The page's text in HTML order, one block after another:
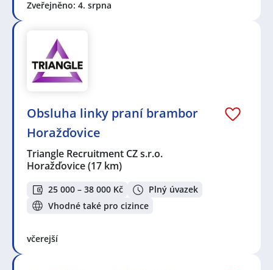
Zveřejněno: 4. srpna
Obsluha linky praní brambor
Horažďovice
Triangle Recruitment CZ s.r.o.
Horažďovice(17 km)
25 000 – 38 000 Kč
Plný úvazek
Vhodné také pro cizince
včerejší